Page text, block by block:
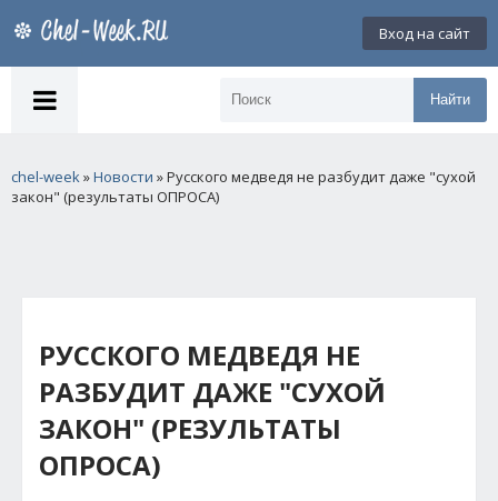
Вход на сайт
Найти
chel-week»Новости » Русского медведя не разбудит даже "сухой
закон" (результаты ОПРОСА)
РУССКОГО МЕДВЕДЯ НЕ
РАЗБУДИТ ДАЖЕ "СУХОЙ
ЗАКОН" (РЕЗУЛЬТАТЫ
ОПРОСА)